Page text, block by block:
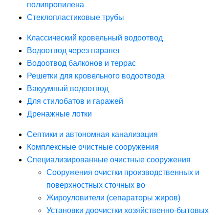
полипропилена
Стеклопластиковые трубы
Классический кровельный водоотвод
Водоотвод через парапет
Водоотвод балконов и террас
Решетки для кровельного водоотвода
Вакуумный водоотвод
Для стилобатов и гаражей
Дренажные лотки
Септики и автономная канализация
Комплексные очистные сооружения
Специализированные очистные сооружения
Сооружения очистки производственных и
поверхностных сточных во
Жироуловители (сепараторы жиров)
Установки доочистки хозяйственно-бытовых